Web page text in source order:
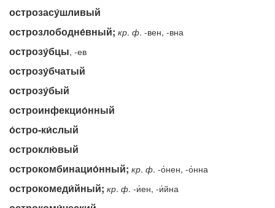
острозасу́шливый
острозлободне́вный; кр. ф. -вен, -вна
острозу́бцы, -ев
острозу́бчатый
острозу́бый
остроинфекцио́нный
о́стро-ки́слый
остроклю́вый
острокомбинацио́нный; кр. ф. -о́нен, -о́нна
острокомеди́йный; кр. ф. -и́ен, -и́йна